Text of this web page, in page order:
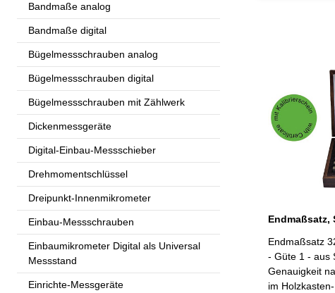
Bandmaße analog
Bandmaße digital
Bügelmessschrauben analog
Bügelmessschrauben digital
Bügelmessschrauben mit Zählwerk
Dickenmessgeräte
Digital-Einbau-Messschieber
Drehmomentschlüssel
Dreipunkt-Innenmikrometer
Einbau-Messschrauben
Einbaumikrometer Digital als Universal
Messstand
Einrichte-Messgeräte
Endmaßsatz
- Güte 1 - aus
Genauigkeit
im